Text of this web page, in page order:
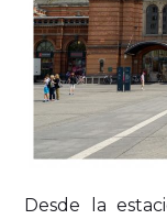
Desde la